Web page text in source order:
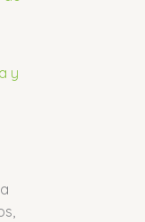
y